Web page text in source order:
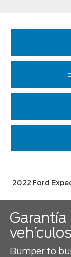
2022 Ford
Bumper to